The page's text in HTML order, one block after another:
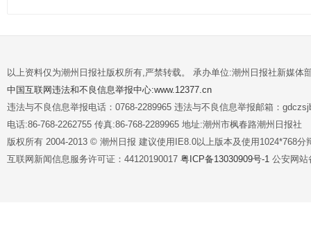
以上资料仅为潮州日报社版权所有,严禁转载。 承办单位:潮州日报社新媒体
中国互联网违法和不良信息举报中心:www.12377.cn
违法与不良信息举报电话：0768-2289965 违法与不良信息举报邮箱：
电话:86-768-2262755 传真:86-768-2289965 地址:潮州市枫春路潮州日报社
版权所有 2004-2013 © 潮州日报 建议使用IE8.0以上版本及使用1024*768分
互联网新闻信息服务许可证：44120190017 粤ICP备13030909号-1 公安网站